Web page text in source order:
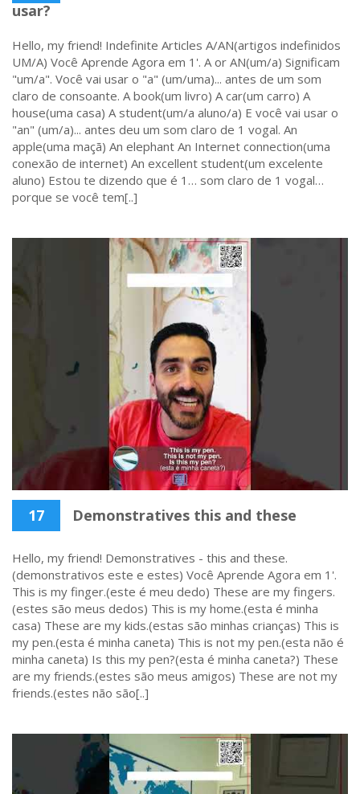
usar?
Hello, my friend! Indefinite Articles A/AN(artigos indefinidos
UM/A) Você Aprende Agora em 1'. A or AN(um/a) Significam
"um/a". Você vai usar o "a" (um/uma)... antes de um som
claro de consoante. A book(um livro) A car(um carro) A
house(uma casa) A student(um/a aluno/a) E você vai usar o
"an" (um/a)... antes deu um som claro de 1 vogal. An
apple(uma maçã) An elephant An Internet connection(uma
conexão de internet) An excellent student(um excelente
aluno) Estou te dizendo que é 1… som claro de 1 vogal…
porque se você tem[..]
17 Demonstratives this and these
Hello, my friend! Demonstratives - this and these.
(demonstrativos este e estes) Você Aprende Agora em 1'.
This is my finger.(este é meu dedo) These are my fingers.
(estes são meus dedos) This is my home.(esta é minha
casa) These are my kids.(estas são minhas crianças) This is
my pen.(esta é minha caneta) This is not my pen.(esta não é
minha caneta) Is this my pen?(esta é minha caneta?) These
are my friends.(estes são meus amigos) These are not my
friends.(estes não são[..]